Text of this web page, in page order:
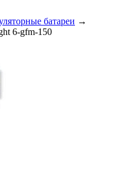
батареи →
6-gfm-150